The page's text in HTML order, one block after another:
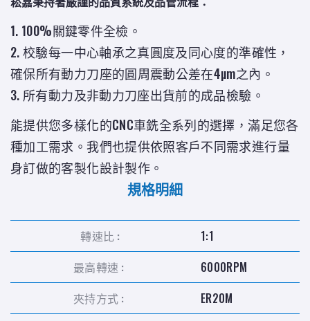
1. 100%關鍵零件全檢。
2. 校驗每一中心軸承之真圓度及同心度的準確性，
確保所有動力刀座的圓周震動公差在4µm之內。
3. 所有動力及非動力刀座出貨前的成品檢驗。
能提供您多樣化的CNC車銑全系列的選擇，滿足您各
種加工需求。我們也提供依照客戶不同需求進行量
身訂做的客製化設計製作。
規格明細
轉速比 :
1:1
最高轉速 :
6000RPM
夾持方式 :
ER20M